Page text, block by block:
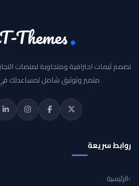
Themes
نصمم ثيمات احترافية ومتجاوبة لمنصات
متميز وتوثيق شامل لمساعدتك في
روابط سريعة
الرئيسية